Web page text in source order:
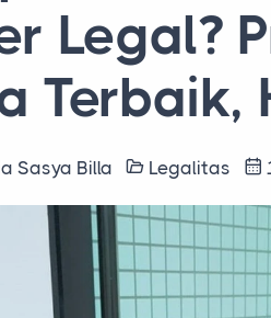
Legal?
Terbaik,
Sasya Billa Legalitas